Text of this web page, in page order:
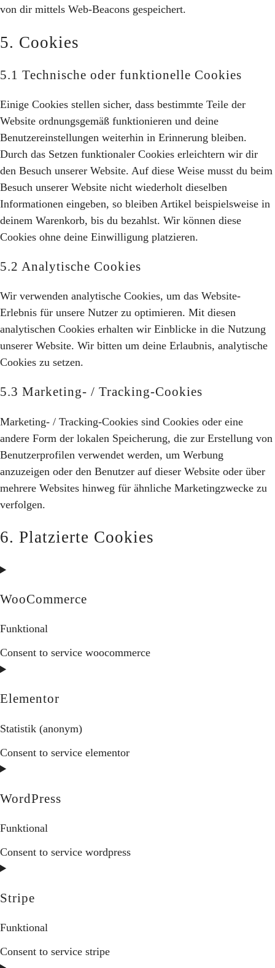
von dir mittels Web-Beacons gespeichert.
5. Cookies
5.1 Technische oder funktionelle Cookies
Einige Cookies stellen sicher, dass bestimmte Teile der
Website ordnungsgemäß funktionieren und deine
Benutzereinstellungen weiterhin in Erinnerung bleiben.
Durch das Setzen funktionaler Cookies erleichtern wir dir
den Besuch unserer Website. Auf diese Weise musst du beim
Besuch unserer Website nicht wiederholt dieselben
Informationen eingeben, so bleiben Artikel beispielsweise in
deinem Warenkorb, bis du bezahlst. Wir können diese
Cookies ohne deine Einwilligung platzieren.
5.2 Analytische Cookies
Wir verwenden analytische Cookies, um das Website-
Erlebnis für unsere Nutzer zu optimieren. Mit diesen
analytischen Cookies erhalten wir Einblicke in die Nutzung
unserer Website. Wir bitten um deine Erlaubnis, analytische
Cookies zu setzen.
5.3 Marketing- / Tracking-Cookies
Marketing- / Tracking-Cookies sind Cookies oder eine
andere Form der lokalen Speicherung, die zur Erstellung von
Benutzerprofilen verwendet werden, um Werbung
anzuzeigen oder den Benutzer auf dieser Website oder über
mehrere Websites hinweg für ähnliche Marketingzwecke zu
verfolgen.
6. Platzierte Cookies
WooCommerce
Funktional
Consent to service woocommerce
Elementor
Statistik (anonym)
Consent to service elementor
WordPress
Funktional
Consent to service wordpress
Stripe
Funktional
Consent to service stripe